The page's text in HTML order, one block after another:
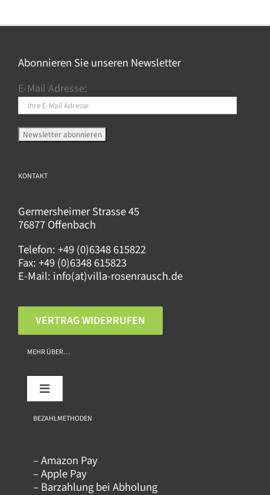
Abonnieren Sie unseren Newsletter
E-Mail Adresse:
KONTAKT
Germersheimer Strasse 45
76877 Offenbach
Telefon:+49 (0)6348 615822
Fax:+49 (0)6348 615823
E-Mail: info(at)villa-rosenrausch.de
VERTRAG WIDERRUFEN
MEHR ÜBER…
Toggle
Über uns
Kontakt
BEZAHLMETHODEN
– Amazon Pay
– Apple Pay
– Barzahlung bei Abholung